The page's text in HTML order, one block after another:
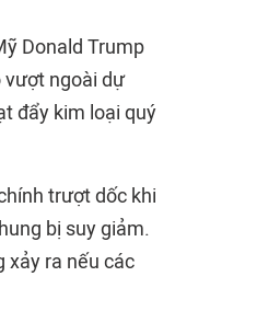
Donald Trump
vượt ngoài dự
đẩy kim loại quý
trượt dốc khi
bị suy giảm.
xảy ra nếu các